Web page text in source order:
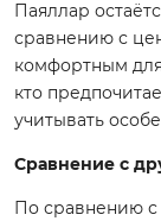
Паяллар
сравнению с
комфортным
кто
учитывать
Сравнение с
По сравнению